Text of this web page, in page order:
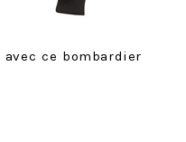
avec ce bombardier